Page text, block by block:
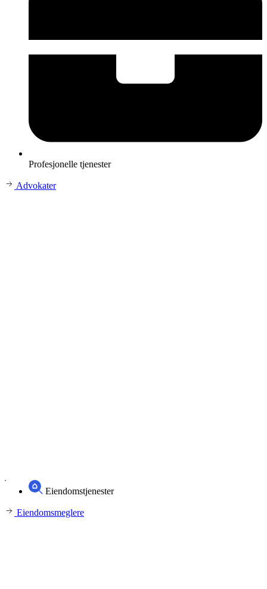
Profesjonelle tjenester
Advokater
Eiendomstjenester
Eiendomsmeglere